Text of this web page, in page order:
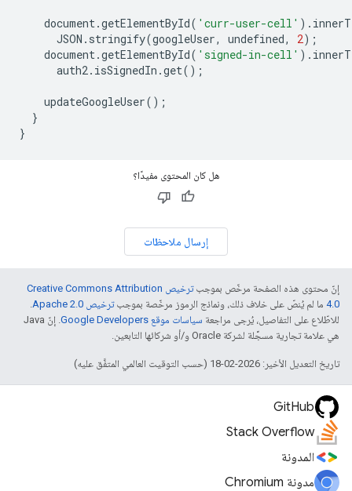
document.getElementById( 'curr-user-cell' ) .
JSON . stringify(googleUser, undefined, 2);
document.getElementById( 'signed-in-cell' ) .
auth2. isSignedIn .get();
updateGoogleUser();
}
}
هل كان المحتوى مفيدًا؟
إرسال ملاحظات
إنّ محتوى هذه الصفحة مرخّص بموجب
ترخيص Creative Commons Attribution
4.0‏ ما لم يُنصّ على خلاف ذلك، ونماذج الرموز مرخّصة بموجبترخيص Apache 2.0‏
.
للاطّلاع على التفاصيل، يُرجى مراجعة سياسات موقع Google Developers‏
. إنّ Java
هي علامة تجارية مسجَّلة لشركة Oracle و/أو شركائها التابعين.
تاريخ التعديل الأخير: 2026-02-18 (حسب التوقيت العالمي المتفَّق عليه)
GitHub
Stack Overflow
المدونة
مدونة Chromium